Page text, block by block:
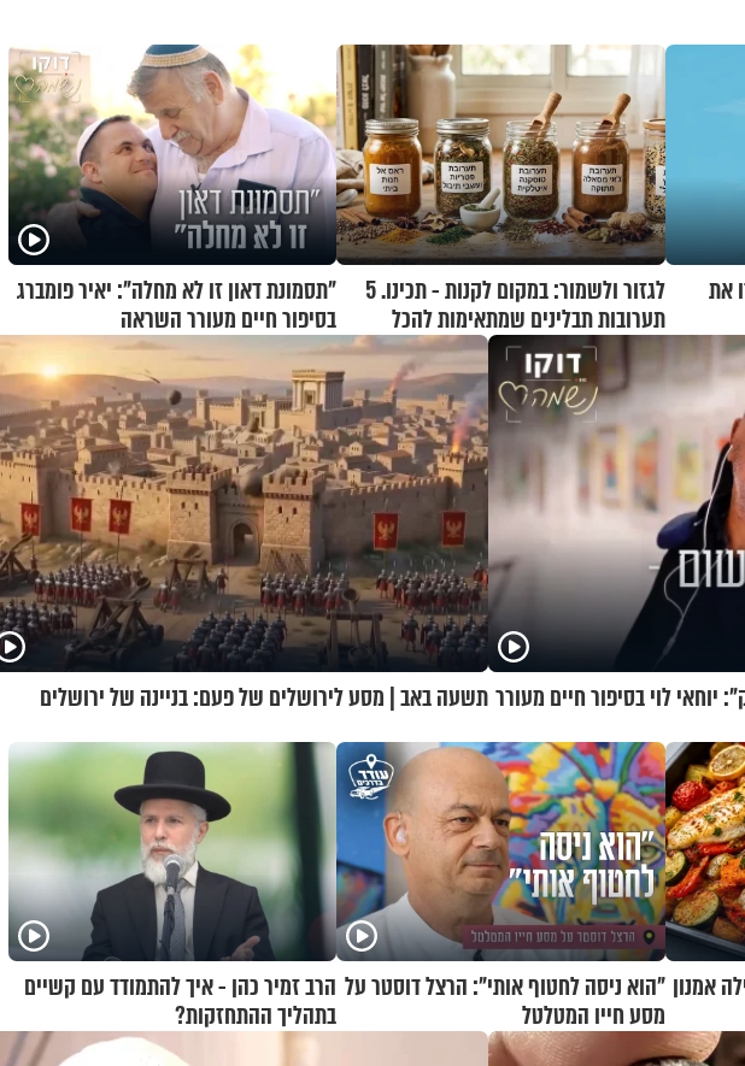
את
לגזור ולשמור: במקום לקנות - תכינו. 5
תערובות תבלינים שמתאימות להכל
"תסמונת דאון זו לא מחלה": יאיר פומברג
בסיפור חיים מעורר השראה
לוי בסיפור חיים מעורר תשעה באב | מסע לירושלים של פעם: בניינה של ירושלים
אמנון "הוא ניסה לחטוף אותי": הרצל דוסטר על
מסע חייו המטלטל
הרב זמיר כהן - איך להתמודד עם קשיים
בתהליך ההתחזקות?